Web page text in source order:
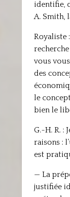
identifie,
A. Smith,
Royaliste
vous
des
le
bien le
G.-H. R. :
raisons :
est
— La
justifiée